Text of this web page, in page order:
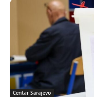
Centar Sarajevo